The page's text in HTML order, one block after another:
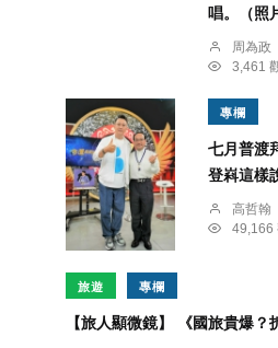
唱。（照
周為政
3,461
專欄
七月普渡
登嵙這樣
高哲翰
49,166
旅遊 專欄
【旅人顯微鏡】 《國旅貴爆？